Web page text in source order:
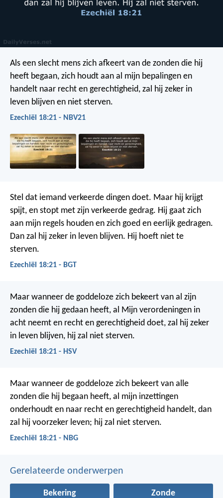
Als een slecht mens zich afkeert van de zonden die hij
heeft begaan, zich houdt aan al mijn bepalingen en
handelt naar recht en gerechtigheid, zal hij zeker in
leven blijven en niet sterven.
Ezechiël 18:21 - NBV21
Stel dat iemand verkeerde dingen doet. Maar hij krijgt
spijt, en stopt met zijn verkeerde gedrag. Hij gaat zich
aan mijn regels houden en zich goed en eerlijk gedragen.
Dan zal hij zeker in leven blijven. Hij hoeft niet te
sterven.
Ezechiël 18:21 - BGT
Maar wanneer de goddeloze zich bekeert van al zijn
zonden die hij gedaan heeft, al Mijn verordeningen in
acht neemt en recht en gerechtigheid doet, zal hij zeker
in leven blijven, hij zal niet sterven.
Ezechiël 18:21 - HSV
Maar wanneer de goddeloze zich bekeert van alle
zonden die hij begaan heeft, al mijn inzettingen
onderhoudt en naar recht en gerechtigheid handelt, dan
zal hij voorzeker leven; hij zal niet sterven.
Ezechiël 18:21 - NBG
Gerelateerde onderwerpen
Bekering Zonde